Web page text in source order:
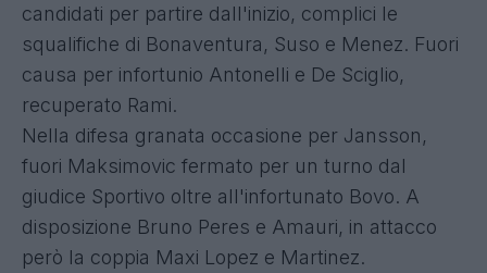
candidati per partire dall'inizio, complici le
squalifiche di Bonaventura, Suso e Menez. Fuori
causa per infortunio Antonelli e De Sciglio,
recuperato Rami.
Nella difesa granata occasione per Jansson,
fuori Maksimovic fermato per un turno dal
giudice Sportivo oltre all'infortunato Bovo. A
disposizione Bruno Peres e Amauri, in attacco
però la coppia Maxi Lopez e Martinez.